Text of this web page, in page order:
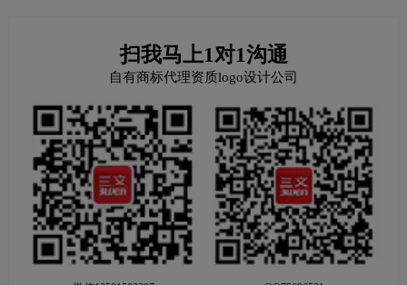
扫我马上1对1沟通
自有商标代理资质logo设计公司